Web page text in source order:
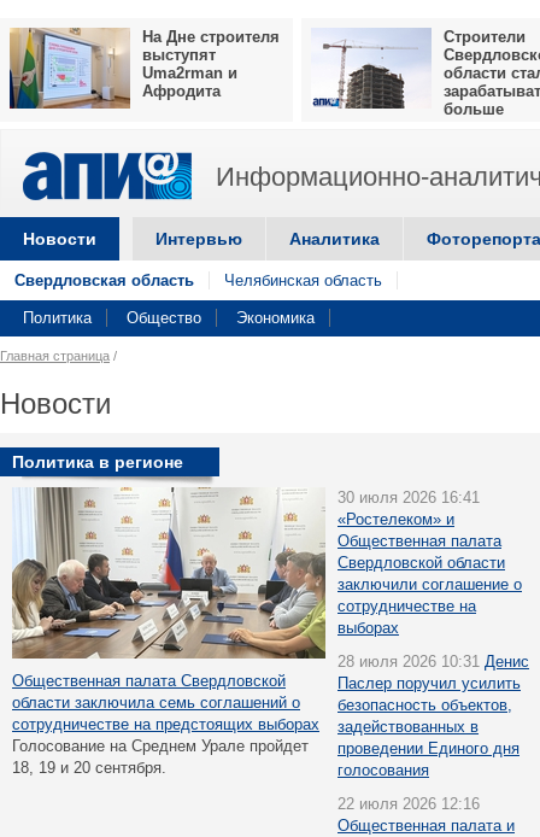
На Дне строителя
выступят
Uma2rman и
Афродита
Строители
области
больше
Информационно-
Новости Интервью Аналитика
Свердловская область Челябинская область
Политика Общество Экономика
Главная страница /
Новости
Политика в регионе
Общественная палата Свердловской
области заключила семь соглашений о
сотрудничестве на предстоящих выборах
Голосование на Среднем Урале пройдет
18, 19 и 20 сентября.
30 июля 2026 16:41
«Ростелеком» и
Общественная палата
Свердловской области
заключили соглашение о
сотрудничестве на
выборах
28 июля 2026 10:31 Денис
Паслер поручил усилить
безопасность объектов,
задействованных в
проведении Единого дня
голосования
22 июля 2026 12:16
Общественная палата и